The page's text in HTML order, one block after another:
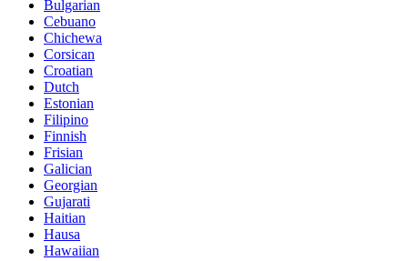
Bulgarian
Cebuano
Chichewa
Corsican
Croatian
Dutch
Estonian
Filipino
Finnish
Frisian
Galician
Georgian
Gujarati
Haitian
Hausa
Hawaiian